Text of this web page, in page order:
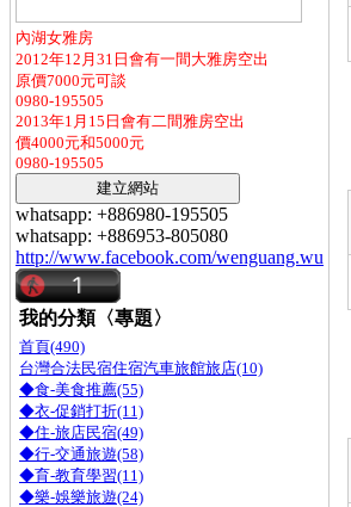
內湖女雅房
2012年12月31日會有一間大雅房空出
原價7000元可談
0980-195505
2013年1月15日會有二間雅房空出
價4000元和5000元
0980-195505
whatsapp: +886980-195505
whatsapp: +886953-805080
http://www.facebook.com/wenguang.wu
我的分類〈專題〉
首頁(490)
台灣合法民宿住宿汽車旅館旅店(10)
◆食-美食推薦(55)
◆衣-促銷打折(11)
◆住-旅店民宿(49)
◆行-交通旅遊(58)
◆育-教育學習(11)
◆樂-娛樂旅遊(24)